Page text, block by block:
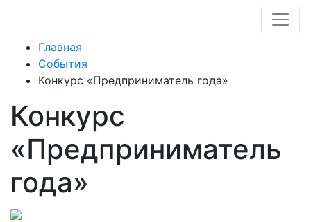
Главная
События
Конкурс «Предприниматель года»
Конкурс
«Предприниматель
года»